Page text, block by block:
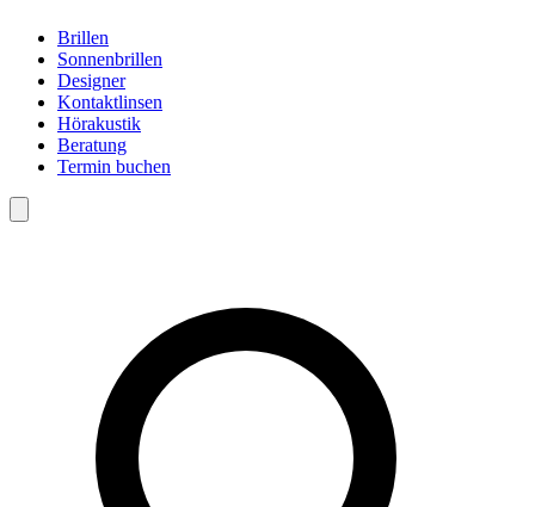
Brillen
Sonnenbrillen
Designer
Kontaktlinsen
Hörakustik
Beratung
Termin buchen